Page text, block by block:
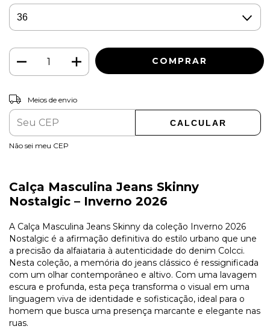
Entregas para o CEP:
Meios de envio
CALCULAR
Não sei meu CEP
Calça Masculina Jeans Skinny
Nostalgic – Inverno 2026
A Calça Masculina Jeans Skinny da coleção Inverno 2026
Nostalgic é a afirmação definitiva do estilo urbano que une
a precisão da alfaiataria à autenticidade do denim Colcci.
Nesta coleção, a memória do jeans clássico é ressignificada
com um olhar contemporâneo e altivo. Com uma lavagem
escura e profunda, esta peça transforma o visual em uma
linguagem viva de identidade e sofisticação, ideal para o
homem que busca uma presença marcante e elegante nas
ruas.